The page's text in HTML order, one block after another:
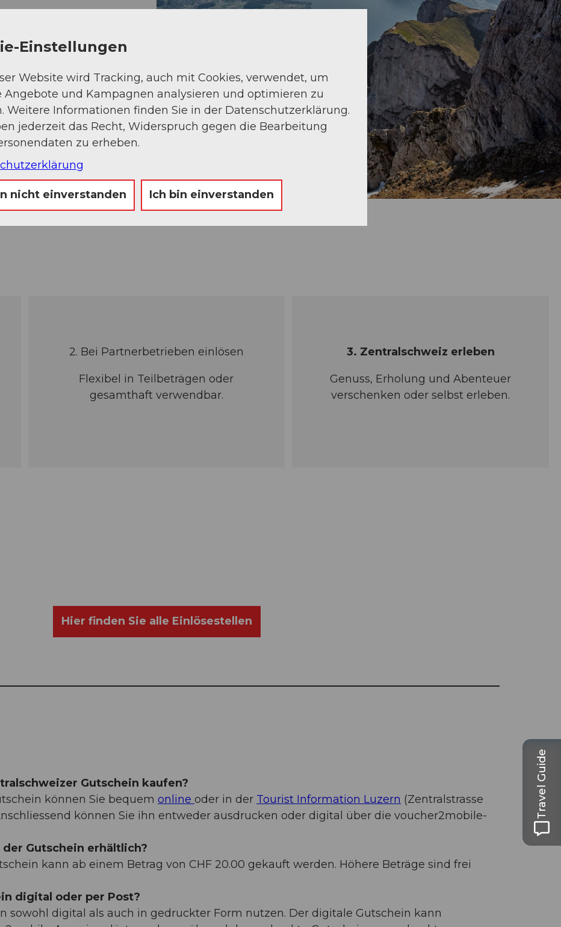
via voucher2mobile-
Smartphone
verwendet werden.
oder
Gutschein ist
bleibt
2. Bei Partnerbetrieben einlösen
Flexibel in Teilbeträgen oder
gesamthaft verwendbar.
3. Zentralschweiz erleben
Genuss, Erholung und Abenteuer
verschenken oder selbst erleben.
Hier finden Sie alle Einlösestellen
Gutschein kaufen?
können Sie bequem online oder in der Tourist Information Luzern (Zentralstrasse
können Sie ihn entweder ausdrucken oder digital über die voucher2mobile-
Gutschein erhältlich?
kann ab einem Betrag von CHF 20.00 gekauft werden. Höhere Beträge sind frei
digital oder per Post?
sowohl digital als auch in gedruckter Form nutzen. Der digitale Gutschein kann
Einstellungen
Website wird Tracking, auch mit Cookies, verwendet, um
Angebote und Kampagnen analysieren und optimieren zu
Weitere Informationen finden Sie in der Datenschutzerklärung.
jederzeit das Recht, Widerspruch gegen die Bearbeitung
zu erheben.
nicht einverstanden Ich bin einverstanden
Travel Guide